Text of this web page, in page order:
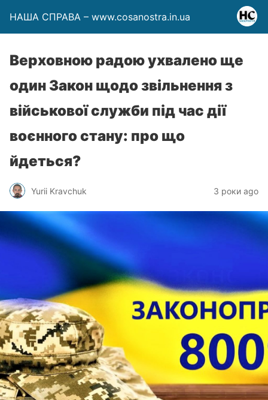
НАША СПРАВА – www.cosanostra.in.ua
Верховною радою ухвалено ще
один Закон щодо звільнення з
військової служби під час дії
воєнного стану: про що
йдеться?
Yurii Kravchuk 3 роки ago